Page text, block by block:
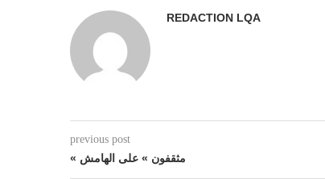
REDACTION LQA
previous post
« مثقفون » على الهامش